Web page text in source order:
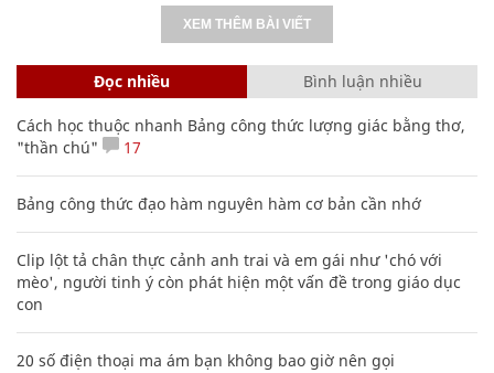
XEM THÊM BÀI VIẾT
Đọc nhiều Bình luận nhiều
Cách học thuộc nhanh Bảng công thức lượng giác bằng thơ,
"thần chú"
17
Bảng công thức đạo hàm nguyên hàm cơ bản cần nhớ
Clip lột tả chân thực cảnh anh trai và em gái như 'chó với
mèo', người tinh ý còn phát hiện một vấn đề trong giáo dục
con
20 số điện thoại ma ám bạn không bao giờ nên gọi